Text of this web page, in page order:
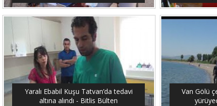
Yaralı Ebabil Kuşu Tatvan’da tedavi
altına alındı - Bitlis Bülten
Van Gölü